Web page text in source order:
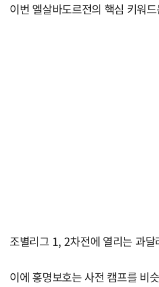
이번 엘살바도르전의 핵심 키워
조별리그 1, 2차전에 열리는 과
이에 홍명보호는 사전 캠프를 비